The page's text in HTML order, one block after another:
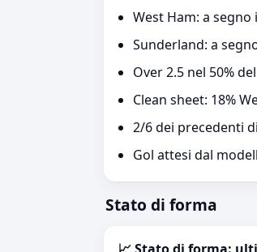
West Ham: a
Sunderland: a
Over 2.5 nel 50%
Clean sheet: 18%
2/6 dei precedenti
Gol attesi dal
Stato di forma